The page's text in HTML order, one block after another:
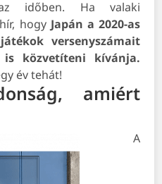
időben. Ha valaki
hogyJapán a 2020-as
versenyszámait
közvetíteni kívánja.
év tehát!
amiért
A